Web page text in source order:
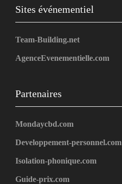
Sites événementiel
Team-Building.net
AgenceEvenementielle.com
Partenaires
Mondaycbd.com
Developpement-personnel.com
Isolation-phonique.com
Guide-prix.com